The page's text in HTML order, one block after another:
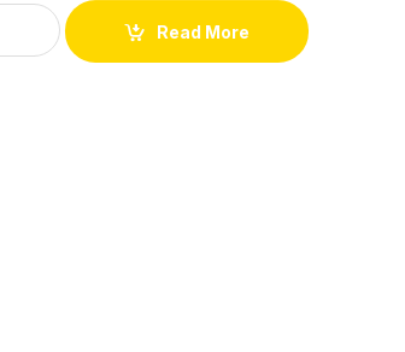
A55 5G (SM-A56B) Lädt nicht quantity
Read More